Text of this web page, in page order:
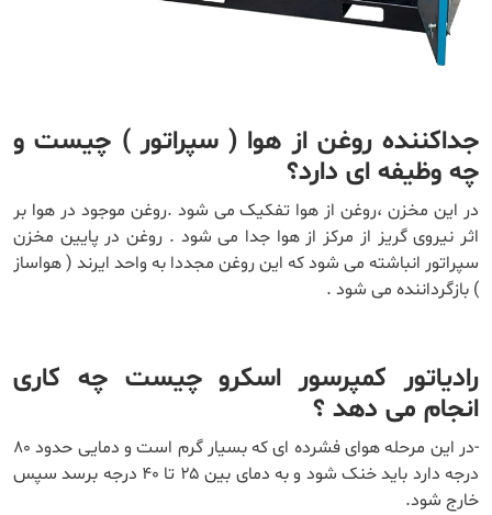
جداکننده روغن از هوا ( سپراتور ) چیست و
چه وظیفه ای دارد؟
در این مخزن ،روغن از هوا تفکیک می شود .روغن موجود در هوا بر
اثر نیروی گریز از مرکز از هوا جدا می شود . روغن در پایین مخزن
سپراتور انباشته می شود که این روغن مجددا به واحد ایرند ( هواساز
) بازگرداننده می شود .
رادیاتور کمپرسور اسکرو چیست چه کاری
انجام می دهد ؟
-در این مرحله هوای فشرده ای که بسیار گرم است و دمایی حدود ۸۰
درجه دارد باید خنک شود و به دمای بین ۲۵ تا ۴۰ درجه برسد سپس
خارج شود.